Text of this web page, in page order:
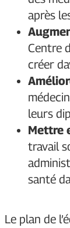
après
Centre
créer
leurs
Mettre
travail
santé
Le plan de